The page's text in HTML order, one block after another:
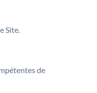
Site.
de